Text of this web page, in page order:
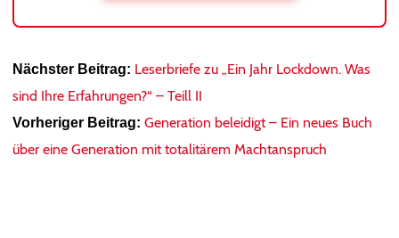
Nächster Beitrag: Leserbriefe zu „Ein Jahr Lockdown. Was
sind Ihre Erfahrungen?“ – Teill II
Vorheriger Beitrag: Generation beleidigt – Ein neues Buch
über eine Generation mit totalitärem Machtanspruch